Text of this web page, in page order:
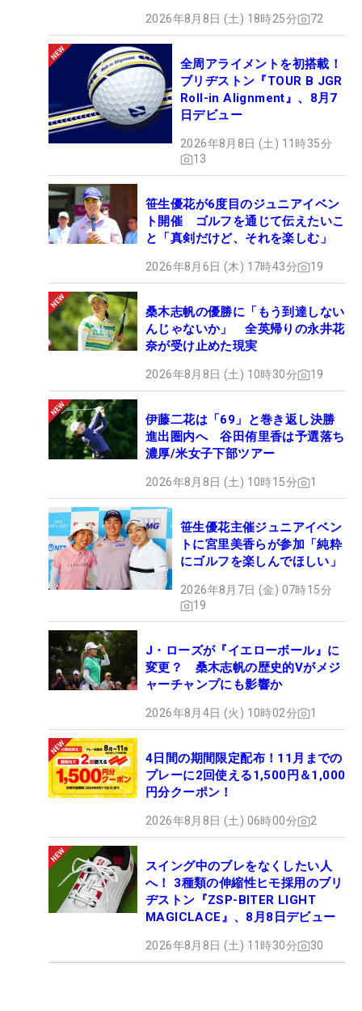
2026年8月8日 (土) 18時25分 72
全周アライメントを初搭載！
ブリヂストン『TOUR B JGR
Roll-in Alignment』、8月7
日デビュー
2026年8月8日 (土) 11時35分
13
笹生優花が6度目のジュニアイベン
ト開催 ゴルフを通じて伝えたいこ
と「真剣だけど、それを楽しむ」
2026年8月6日 (木) 17時43分 19
桑木志帆の優勝に「もう到達しない
んじゃないか」 全英帰りの永井花
奈が受け止めた現実
2026年8月8日 (土) 10時30分 19
伊藤二花は「69」と巻き返し決勝
進出圏内へ 谷田侑里香は予選落ち
濃厚/米女子下部ツアー
2026年8月8日 (土) 10時15分 1
笹生優花主催ジュニアイベン
トに宮里美香らが参加「純粋
にゴルフを楽しんでほしい」
2026年8月7日 (金) 07時15分
19
J・ローズが『イエローボール』に
変更？ 桑木志帆の歴史的Vがメジ
ャーチャンプにも影響か
2026年8月4日 (火) 10時02分 1
4日間の期間限定配布！11月までの
プレーに2回使える1,500円＆1,000
円分クーポン！
2026年8月8日 (土) 06時00分 2
スイング中のブレをなくしたい人
へ！ 3種類の伸縮性ヒモ採用のブリ
ヂストン『ZSP-BITER LIGHT
MAGICLACE』、8月8日デビュー
2026年8月8日 (土) 11時30分 30